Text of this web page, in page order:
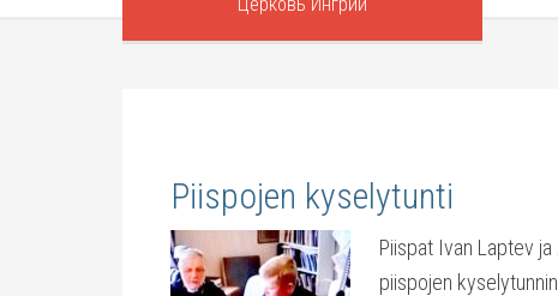
Piispojen kyselytunti
Piispat Ivan Laptev
piispojen